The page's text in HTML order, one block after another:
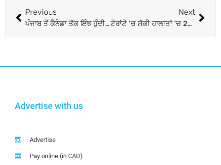
Previous
ਪੰਜਾਬ ਤੋਂ ਕੈਨੇਡਾ ਤੱਕ ਇੰਝ ਹੁੰਦੀ ਨਸ਼ਾ ਤਸਕਰੀ, ਪੁਲਿਸ ਵੱਲੋਂ ਵੱਡਾ ਖੁਲਾਸਾ
Next
ਟੋਰਾਂਟੋ ‘ਚ ਸ਼ੱਕੀ ਹਾਲਾਤਾਂ ‘ਚ 28 ਸਾਲਾ ਔਰਤ ਦੀ ਹੋਈ ਮੌਤ
Advertise with us
Advertise
Pay online (in CAD)